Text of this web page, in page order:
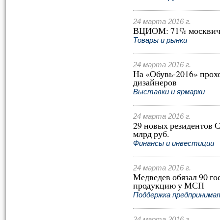
24 марта 2016 г.
ВЦИОМ: 71%
Товары и рынки
24 марта 2016 г.
На «Обувь-2016»
дизайнеров
Выставки и ярмарки
24 марта 2016 г.
29 новых резидентов
млрд руб.
Финансы и инвестиции
24 марта 2016 г.
Медведев обязал 90
продукцию у МСП
Поддержка